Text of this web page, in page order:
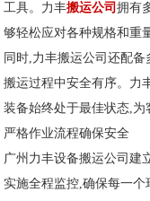
工具。力丰搬运公司拥有
够轻松应对各种规格和重
同时,力丰搬运公司还配
搬运过程中安全有序。力
装备始终处于最佳状态,为
严格作业流程确保安全
广州力丰设备搬运公司建
实施全程监控,确保每一